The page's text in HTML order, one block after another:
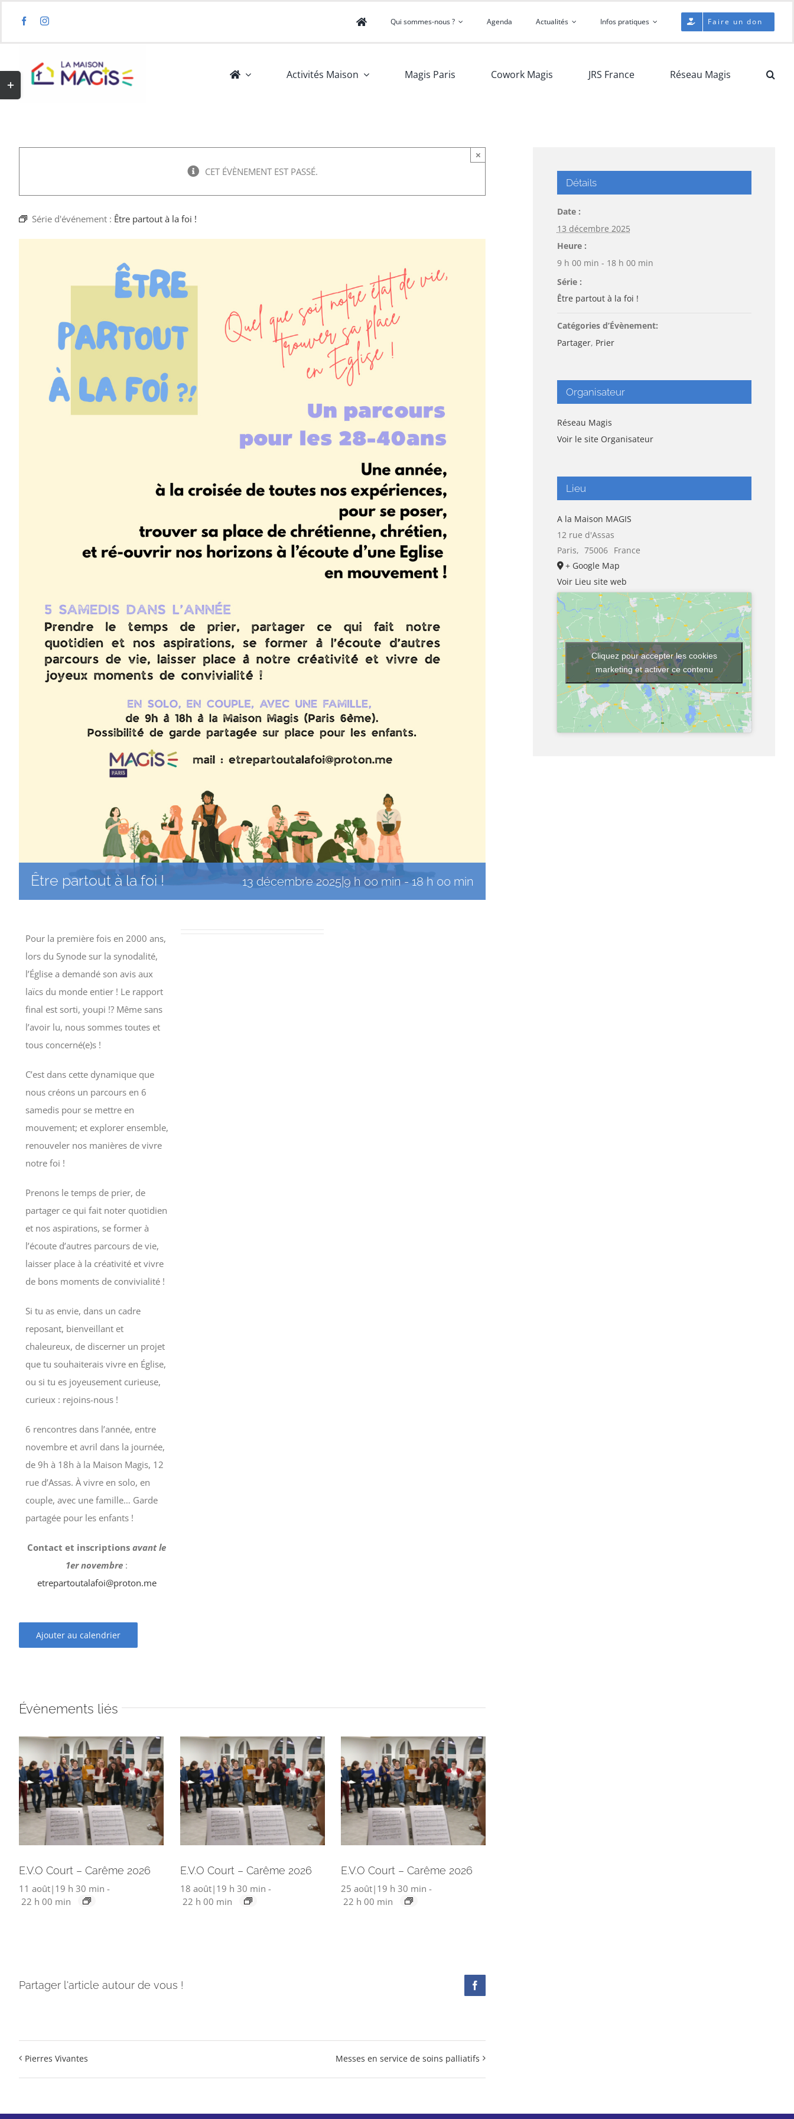
Qui sommes-nous ? Agenda Actualités Infos pratiques Faire un don
Activités Maison Magis Paris Cowork Magis JRS France Réseau Magis
CET ÉVÈNEMENT EST PASSÉ.
×
Série d'événement : Être partout à la foi !
Être partout à la foi ! 13 décembre 2025|9 h 00 min-18 h 00 min
Pour la première fois en 2000 ans,
lors du Synode sur la synodalité,
l’Église a demandé son avis aux
laïcs du monde entier ! Le rapport
final est sorti, youpi !? Même sans
l’avoir lu, nous sommes toutes et
tous concerné(e)s !
C’est dans cette dynamique que
nous créons un parcours en 6
samedis pour se mettre en
mouvement; et explorer ensemble,
renouveler nos manières de vivre
notre foi !
Prenons le temps de prier, de
partager ce qui fait noter quotidien
et nos aspirations, se former à
l’écoute d’autres parcours de vie,
laisser place à la créativité et vivre
de bons moments de convivialité !
Si tu as envie, dans un cadre
reposant, bienveillant et
chaleureux, de discerner un projet
que tu souhaiterais vivre en Église,
ou si tu es joyeusement curieuse,
curieux : rejoins-nous !
6 rencontres dans l’année, entre
novembre et avril dans la journée,
de 9h à 18h à la Maison Magis, 12
rue d’Assas. À vivre en solo, en
couple, avec une famille… Garde
partagée pour les enfants !
Contact et inscriptionsavant le
1er novembre :
etrepartoutalafoi@proton.me
Ajouter au calendrier
Évènements liés
E.V.O Court – Carême 2026
11 août|19 h 30 min -
22 h 00 min
E.V.O Court – Carême 2026
18 août|19 h 30 min -
22 h 00 min
E.V.O Court – Carême 2026
25 août|19 h 30 min -
22 h 00 min
Partager l'article autour de vous ! Facebook
Pierres Vivantes Messes en service de soins palliatifs
Détails
Date :
13 décembre 2025
Heure :
9 h 00 min - 18 h 00 min
Série :
Être partout à la foi !
Catégories d’Évènement:
Partager, Prier
Organisateur
Réseau Magis
Voir le site Organisateur
Lieu
A la Maison MAGIS
12 rue d'Assas
Paris, 75006 France
+ Google Map
Voir Lieu site web
Cliquez pour accepter les cookies
marketing et activer ce contenu
Toggle
Sliding